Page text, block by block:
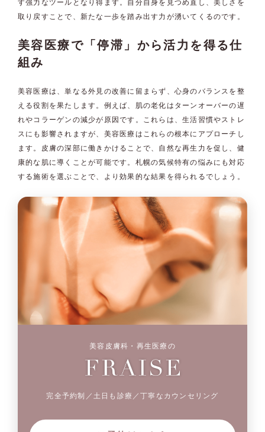
す強力なツールとなり得ます。自分自身を見つめ直し、美しさを
取り戻すことで、新たな一歩を踏み出す力が湧いてくるのです。
美容医療で「停滞」から活力を得る仕
組み
美容医療は、単なる外見の改善に留まらず、心身のバランスを整
える役割を果たします。例えば、肌の老化はターンオーバーの遅
れやコラーゲンの減少が原因です。これらは、生活習慣やストレ
スにも影響されますが、美容医療はこれらの根本にアプローチし
ます。皮膚の深部に働きかけることで、自然な再生力を促し、健
康的な肌に導くことが可能です。札幌の気候特有の悩みにも対応
する施術を選ぶことで、より効果的な結果を得られるでしょう。
美容皮膚科・再生医療の
完全予約制／土日も診療／丁寧なカウンセリング